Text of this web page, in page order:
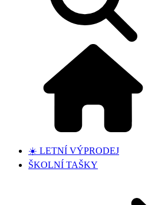
☀️ LETNÍ VÝPRODEJ
ŠKOLNÍ TAŠKY